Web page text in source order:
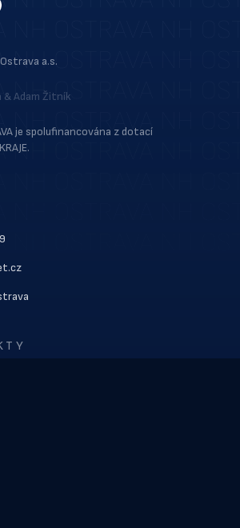
a.s.
&Adam Žitník
je spolufinancována z dotací